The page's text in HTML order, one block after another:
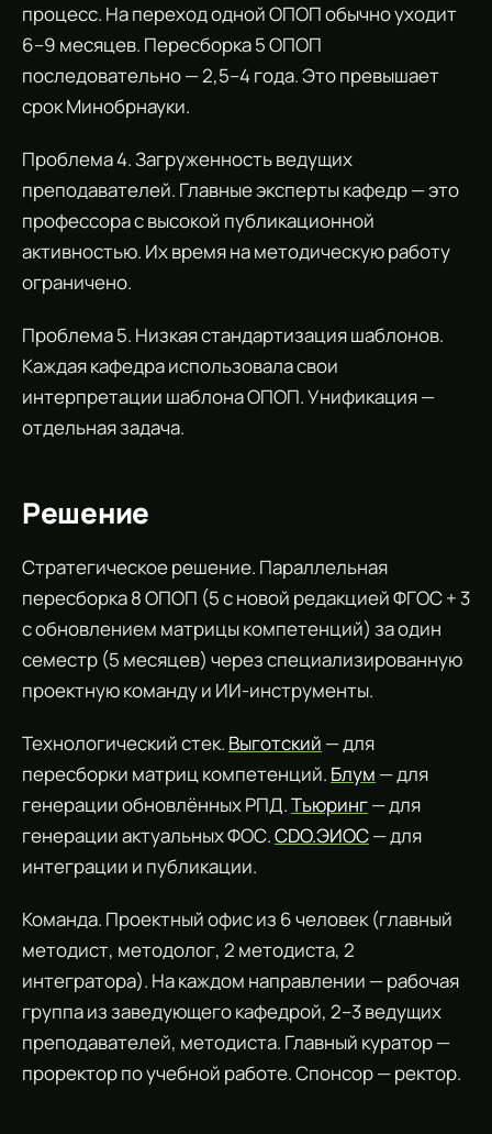
процесс. На переход одной ОПОП обычно уходит
6–9 месяцев. Пересборка 5 ОПОП
последовательно — 2,5–4 года. Это превышает
срок Минобрнауки.
Проблема 4. Загруженность ведущих
преподавателей. Главные эксперты кафедр — это
профессора с высокой публикационной
активностью. Их время на методическую работу
ограничено.
Проблема 5. Низкая стандартизация шаблонов.
Каждая кафедра использовала свои
интерпретации шаблона ОПОП. Унификация —
отдельная задача.
Решение
Стратегическое решение. Параллельная
пересборка 8 ОПОП (5 с новой редакцией ФГОС + 3
с обновлением матрицы компетенций) за один
семестр (5 месяцев) через специализированную
проектную команду и ИИ-инструменты.
Технологический стек. Выготский — для
пересборки матриц компетенций. Блум — для
генерации обновлённых РПД.Тьюринг— для
генерации актуальных ФОС.CDO.ЭИОС— для
интеграции и публикации.
Команда. Проектный офис из 6 человек (главный
методист, методолог, 2 методиста, 2
интегратора). На каждом направлении — рабочая
группа из заведующего кафедрой, 2–3 ведущих
преподавателей, методиста. Главный куратор —
проректор по учебной работе. Спонсор — ректор.